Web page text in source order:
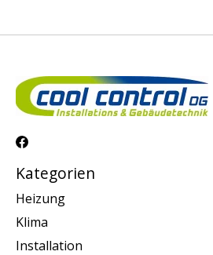
Kategorien
Heizung
Klima
Installation